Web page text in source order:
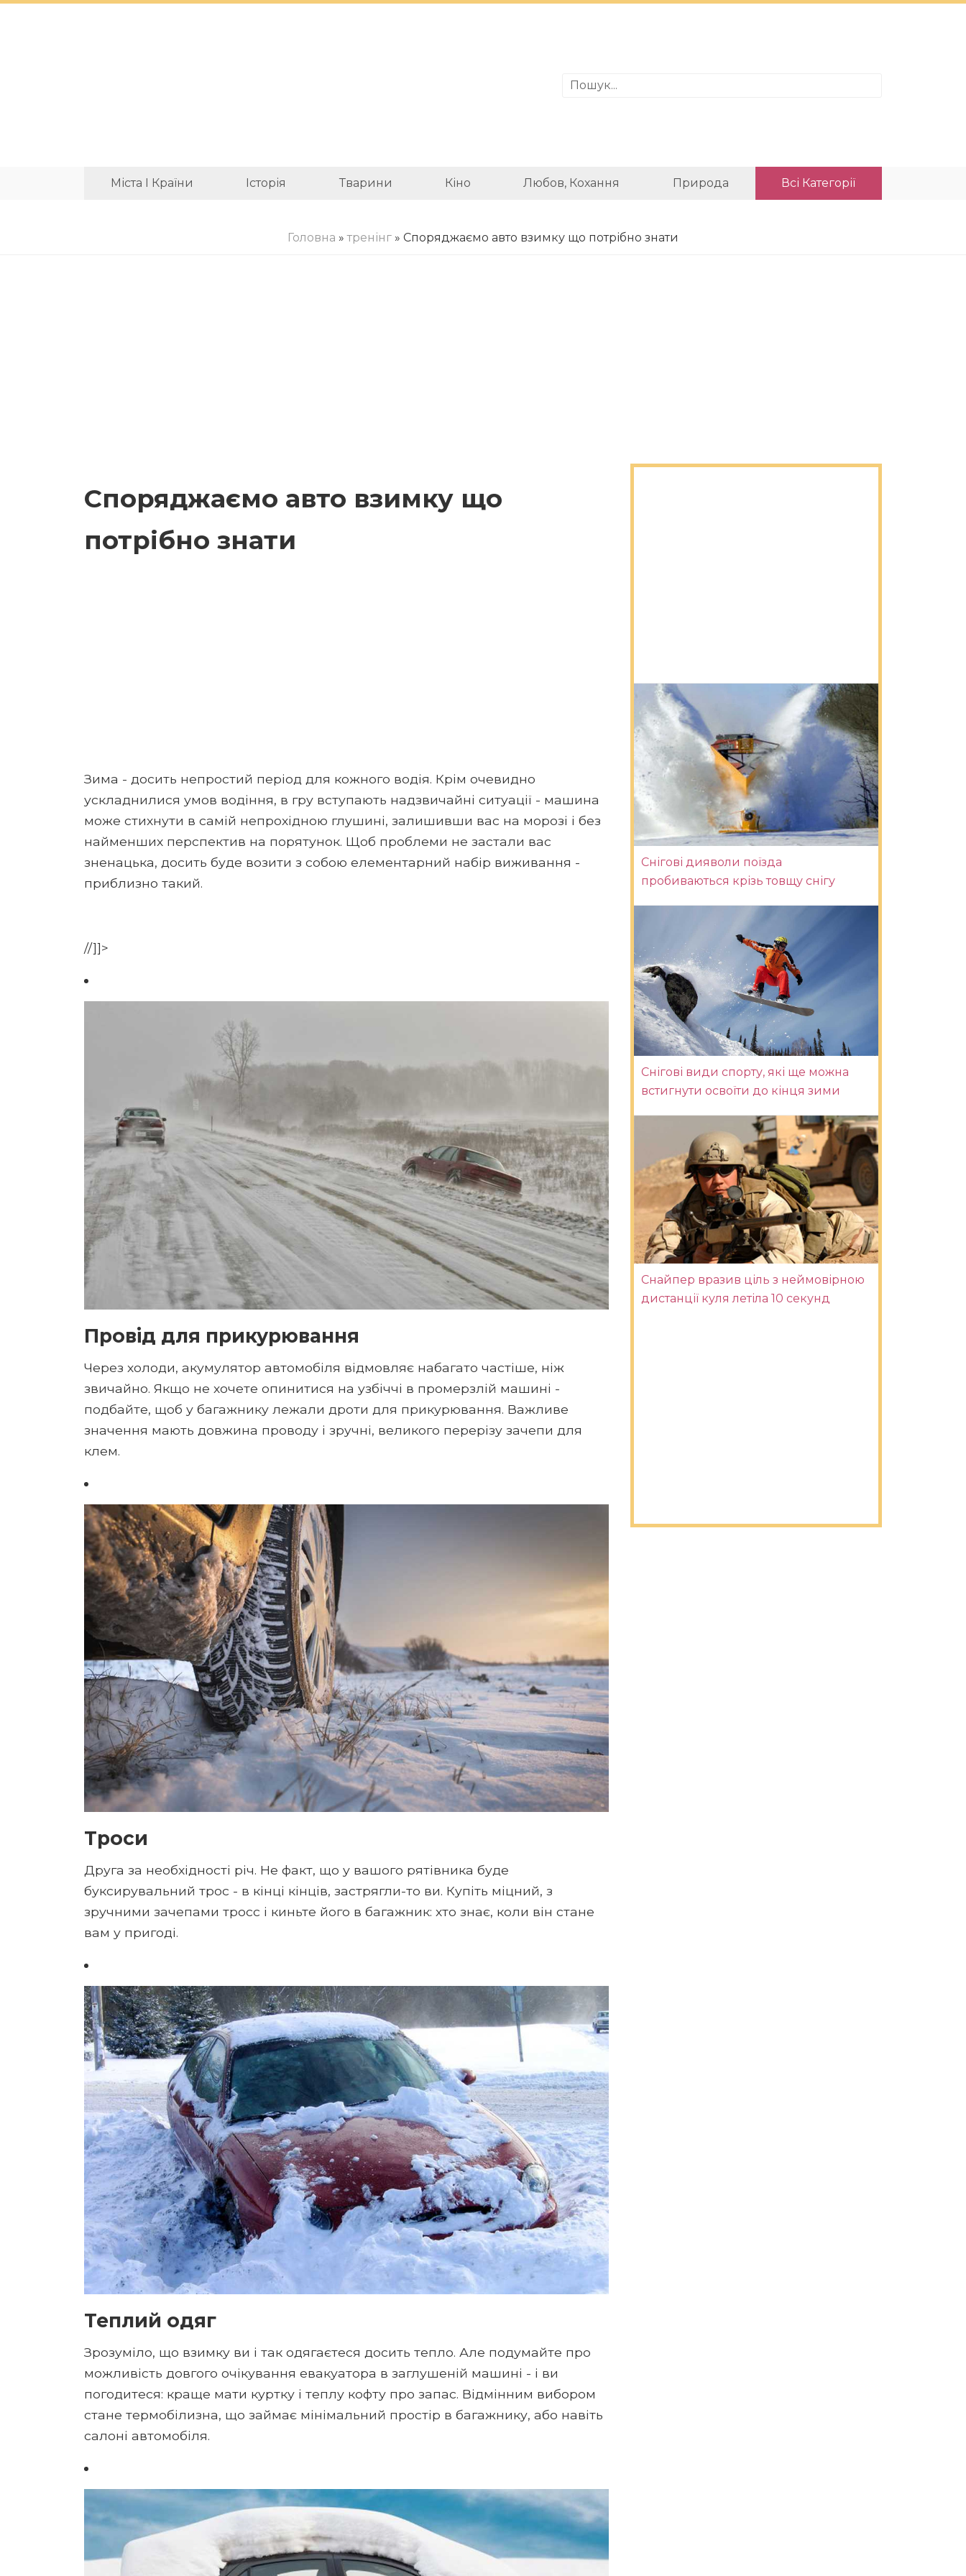
Міста І Країни Історія Тварини Кіно Любов, Кохання Природа Всі Категорії
Головна »тренінг » Споряджаємо авто взимку що потрібно знати
Споряджаємо авто взимку що
потрібно знати
Зима - досить непростий період для кожного водія. Крім очевидно
ускладнилися умов водіння, в гру вступають надзвичайні ситуації - машина
може стихнути в самій непрохідною глушині, залишивши вас на морозі і без
найменших перспектив на порятунок. Щоб проблеми не застали вас
зненацька, досить буде возити з собою елементарний набір виживання -
приблизно такий.
//]]>
Провід для прикурювання
Через холоди, акумулятор автомобіля відмовляє набагато частіше, ніж
звичайно. Якщо не хочете опинитися на узбіччі в промерзлій машині -
подбайте, щоб у багажнику лежали дроти для прикурювання. Важливе
значення мають довжина проводу і зручні, великого перерізу зачепи для
клем.
Троси
Друга за необхідності річ. Не факт, що у вашого рятівника буде
буксирувальний трос - в кінці кінців, застрягли-то ви. Купіть міцний, з
зручними зачепами тросс і киньте його в багажник: хто знає, коли він стане
вам у пригоді.
Теплий одяг
Зрозуміло, що взимку ви і так одягаєтеся досить тепло. Але подумайте про
можливість довгого очікування евакуатора в заглушеній машині - і ви
погодитеся: краще мати куртку і теплу кофту про запас. Відмінним вибором
стане термобілизна, що займає мінімальний простір в багажнику, або навіть
салоні автомобіля.
Снігові дияволи поїзда
пробиваються крізь товщу снігу
Снігові види спорту, які ще можна
встигнути освоїти до кінця зими
Снайпер вразив ціль з неймовірною
дистанції куля летіла 10 секунд